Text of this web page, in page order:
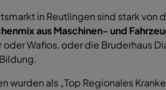
in Reutlingen sind stark von
aus Maschinen- und
Wafios, oder die Bruderhaus
wurden als „Top Regionales